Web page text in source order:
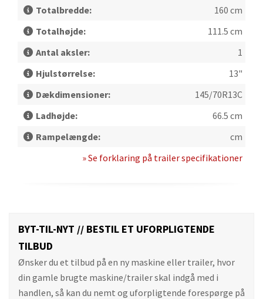
Totalbredde:
160 cm
Totalhøjde:
111.5 cm
Antal aksler:
1
Hjulstørrelse:
13"
Dækdimensioner:
145/70R13C
Ladhøjde:
66.5 cm
Rampelængde:
cm
» Se forklaring på trailer specifikationer
BYT-TIL-NYT // BESTIL ET UFORPLIGTENDE
TILBUD
Ønsker du et tilbud på en ny maskine eller trailer, hvor
din gamle brugte maskine/trailer skal indgå med i
handlen, så kan du nemt og uforpligtende forespørge på